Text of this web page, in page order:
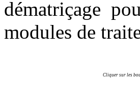
dématriçage
modules de
Cliquer sur les